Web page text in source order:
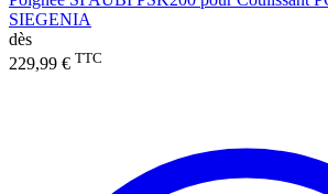
SIEGENIA
dès
229,99 € TTC